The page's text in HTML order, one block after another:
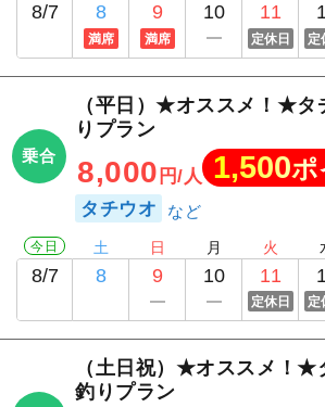
8/7 8
満席
9
満席
10 11
定休日 定
乗合
（平日）★オススメ！★タ
りプラン
8,000 円/人 1,500ポ
タチウオ
今日
8/7
土
8
日
9
月
10
火
11
定休日 定
（土日祝）★オススメ！★
釣りプラン